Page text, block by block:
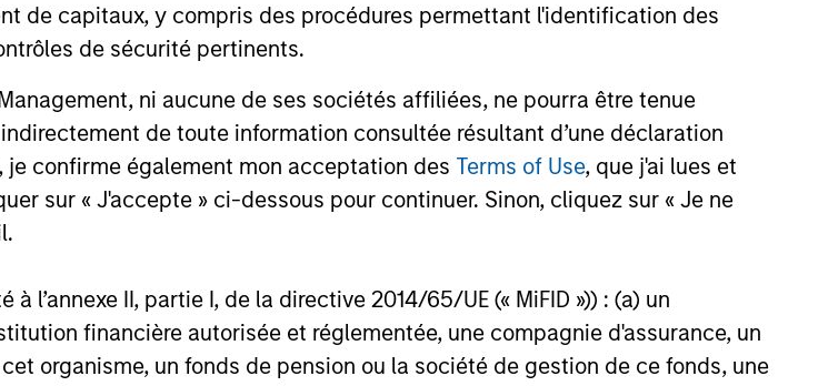
de capitaux, y compris des procédures permettant l'identification des
de sécurité pertinents.
ni aucune de ses sociétés affiliées, ne pourra être tenue
de toute information consultée résultant d’une déclaration
confirme également mon acceptation des Terms of Use, que j'ai lues et
sur « J'accepte » ci-dessous pour continuer. Sinon, cliquez sur « Je ne
l’annexe II, partie I, de la directive 2014/65/UE (« MiFID »)) : (a) un
financière autorisée et réglementée, une compagnie d'assurance, un
organisme, un fonds de pension ou la société de gestion de ce fonds, une
contained herein does not constitute and should not be construed as an
to buy any securities in any jurisdiction in which such offer or solicitation,
other laws of such jurisdiction.
strategy, including additional risk considerations.